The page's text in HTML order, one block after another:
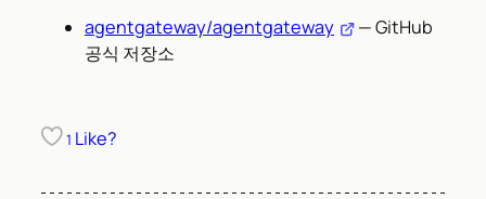
agentgateway/agentgateway
— GitHub
공식 저장소
1 Like?